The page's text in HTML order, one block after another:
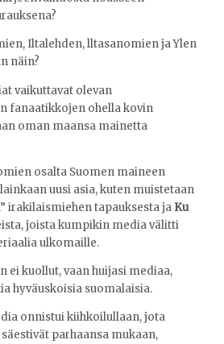
Iltalehden, lltasanomien ja Ylen
näin?
vaikuttavat olevan
fanaatikkojen ohella kovin
oman maansa mainetta
osalta Suomen maineen
uusi asia, kuten muistetaan
irakilaismiehen tapauksesta ja Ku
joista kumpikin media välitti
ulkomaille.
ei kuollut, vaan huijasi mediaa,
hyväuskoisia suomalaisia.
onnistui kiihkoilullaan, jota
parhaansa mukaan,